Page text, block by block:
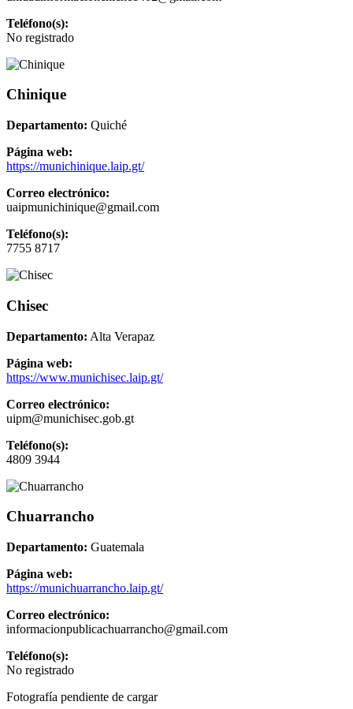
Teléfono(s):
No registrado
Chinique
Departamento: Quiché
Página web:
https://munichinique.laip.gt/
Correo electrónico:
uaipmunichinique@gmail.com
Teléfono(s):
7755 8717
Chisec
Departamento: Alta Verapaz
Página web:
https://www.munichisec.laip.gt/
Correo electrónico:
uipm@munichisec.gob.gt
Teléfono(s):
4809 3944
Chuarrancho
Departamento: Guatemala
Página web:
https://munichuarrancho.laip.gt/
Correo electrónico:
informacionpublicachuarrancho@gmail.com
Teléfono(s):
No registrado
Fotografía pendiente de cargar